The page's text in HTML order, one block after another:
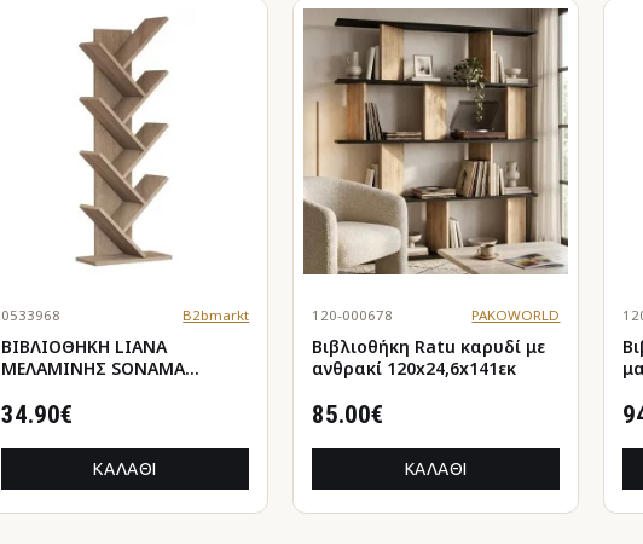
0533968 B2bmarkt
ΒΙΒΛΙΟΘΗΚΗ LIANA
ΜΕΛΑΜΙΝΗΣ SONAMA
34.90€
ΚΑΛΆΘΙ
120-000678 PAKOWORLD
Βιβλιοθήκη Ratu καρυδί με
ανθρακί 120x24,6x141εκ
85.00€
ΚΑΛΆΘΙ